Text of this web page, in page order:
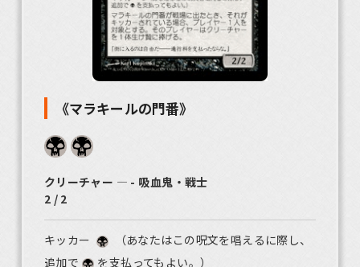
《マラキールの門番》
クリーチャー ― - 吸血鬼・戦士
2 / 2
キッカー
（あなたはこの呪文を唱えるに際し、
追加で
を支払ってもよい。）